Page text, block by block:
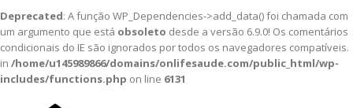
Deprecated: A função WP_Dependencies->add_data() foi chamada com
um argumento que está obsoleto desde a versão 6.9.0! Os comentários
condicionais do IE são ignorados por todos os navegadores compatíveis.
in /home/u145989866/domains/onlifesaude.com/public_html/wp-
includes/functions.php on line 6131